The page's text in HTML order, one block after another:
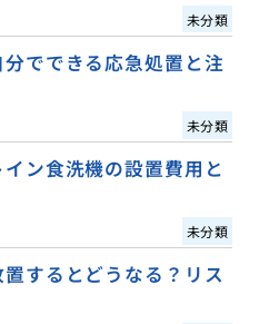
未分類
でできる応急処置と注
未分類
ン食洗機の設置費用と
未分類
するとどうなる？リス